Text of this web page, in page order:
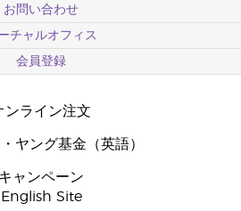
お問い合わせ
チャルオフィス
会員登録
ンライン注文
ヤング基金（英語）
キャンペーン
English Site